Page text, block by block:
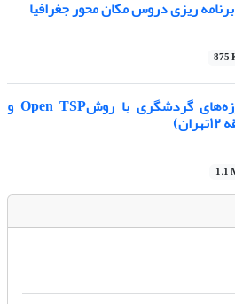
ریزی دروس مکان محور جغرافیا
875
بهینه‌سازی دسترسی به موزه‌های گردشگری با روشOpen TSP و
1.1